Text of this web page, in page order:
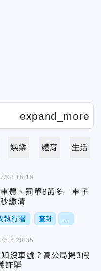
娛樂 體育 生活
車費、罰單8萬多 車子
繳清
執行署 查封
03 16:19
沒車號？高公局揭3假
詐騙
06 20:35